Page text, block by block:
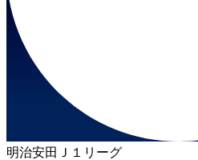
明治安田Ｊ１リーグ